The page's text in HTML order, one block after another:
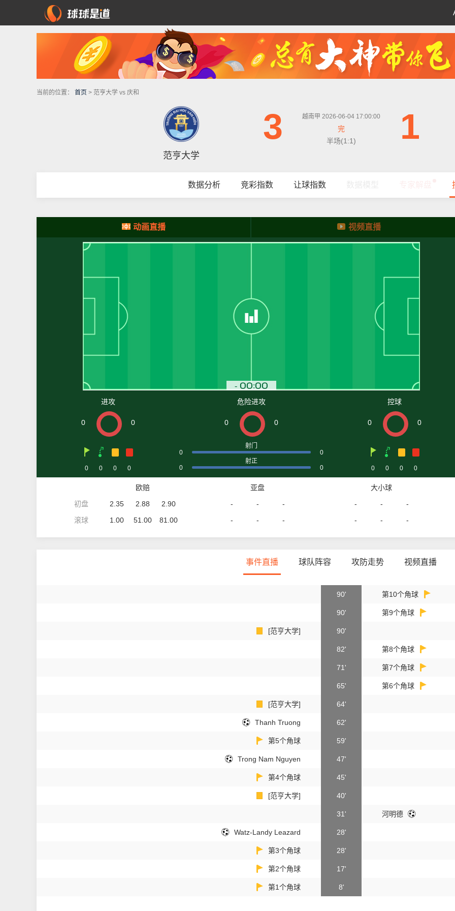
当前的位置： 首页 > 范亨大学 vs 庆和
范亨大学
3 1
越南甲 2026-06-04 17:00:00
完
半场(1:1)
数据分析 竞彩指数 让球指数
动画直播 视频直播
进攻
0 0
0 0 0 0
危险进攻
0 0
0 0
射门
0 0
射正
控球
0 0
0 0 0 0
初盘
滚球
欧赔
2.35
2.88
2.90
1.00
51.00 81.00
亚盘
-
-
-
-
- -
大小球
-
-
-
-
- -
事件直播 球队阵容 攻防走势 视频直播
第10个角球
90'
第9个角球
90'
[范亨大学] 90'
第8个角球
82'
第7个角球
71'
第6个角球
65'
[范亨大学] 64'
Thanh Truong 62'
第5个角球 59'
Trong Nam Nguyen 47'
第4个角球 45'
[范亨大学] 40'
河明德
31'
Watz-Landy Leazard 28'
第3个角球 28'
第2个角球 17'
第1个角球 8'